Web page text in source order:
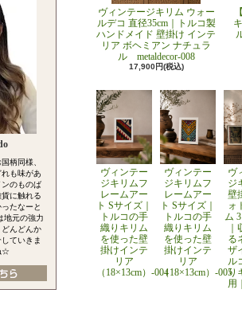
柄同様、
も味があ
ンのものば
に触れる
たなーと
地元の強力
んどんか
ていきま
☆
ヴィンテージキリム ウォー
ルデコ 直径35cm｜トルコ製
ハンドメイド 壁掛け インテ
リア ボヘミアン ナチュラ
ル metaldecor-008
17,900円(税込)
ヴィンテー
ジキリムフ
レームアー
ト Sサイズ｜
トルコの手
織りキリム
を使った壁
掛けインテ
リア
（18×13cm）-004
ヴィンテー
ジキリムフ
レームアー
ト Sサイズ｜
トルコの手
織りキリム
を使った壁
掛けインテ
リア
（18×13cm）-005
ヴ
ジ
壁
ォ
ム
る
ザ
ル
り
用